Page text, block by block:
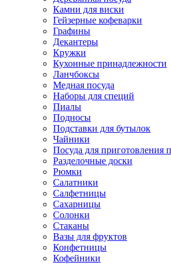
Камни для виски
Гейзерные кофеварки
Графины
Декантеры
Кружки
Кухонные принадлежности
Ланчбоксы
Медная посуда
Наборы для специй
Пиалы
Подносы
Подставки для бутылок
Чайники
Посуда для приготовления
Разделочные доски
Рюмки
Салатники
Салфетницы
Сахарницы
Солонки
Стаканы
Вазы для фруктов
Конфетницы
Кофейники